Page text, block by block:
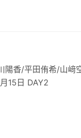
陽香/平田侑希/山﨑
15日 DAY2